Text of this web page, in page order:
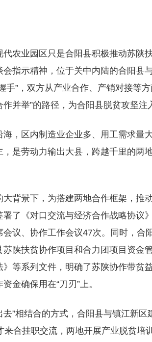
农业园区只是合阳县积极推动苏陕
会指示精神，位于关中内陆的合阳县
手”，双方从产业合作、产销对接等
并举”的路径，为合阳县脱贫攻坚注
，区内制造业企业多、用工需求量
是劳动力输出大县，跨越千里的两
背景下，为搭建两地合作框架，推
了《对口交流与经济合作战略协议
议、协作工作会议47次。同时，合
陕扶贫协作项目和合力团项目资金
》等系列文件，明确了苏陕协作带贫
金确保用在“刀刃”上。
去”相结合的方式，合阳县与镇江新
来合挂职交流，两地开展产业脱贫培